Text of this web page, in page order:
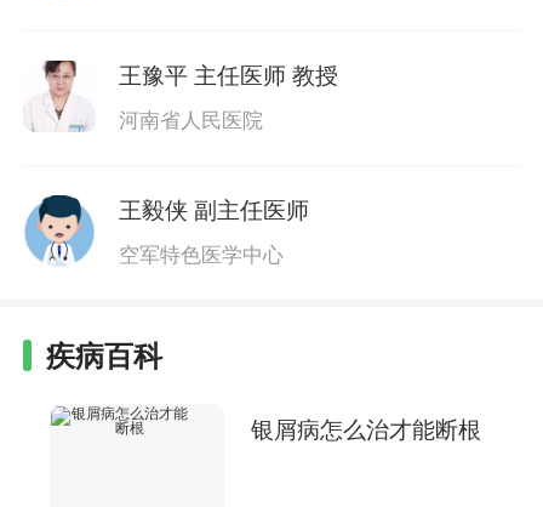
王豫平 主任医师 教授
河南省人民医院
王毅侠 副主任医师
空军特色医学中心
疾病百科
银屑病怎么治才能断根